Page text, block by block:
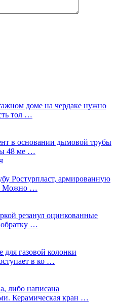
доме на чердаке нужно
тол …
в основании дымовой трубы
48 ме …
Ростурпласт, армированную
Можно …
резанул оцинкованные
обратку …
газовой колонки
в ко …
либо написана
Керамическая кран …